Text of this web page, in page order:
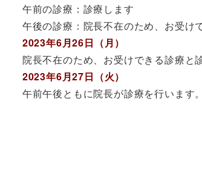
午前の診療：診療します
午後の診療：院長不在のため、お受け
2023年6月26日（月）
院長不在のため、お受けできる診療と
2023年6月27日（火）
午前午後ともに院長が診療を行います。